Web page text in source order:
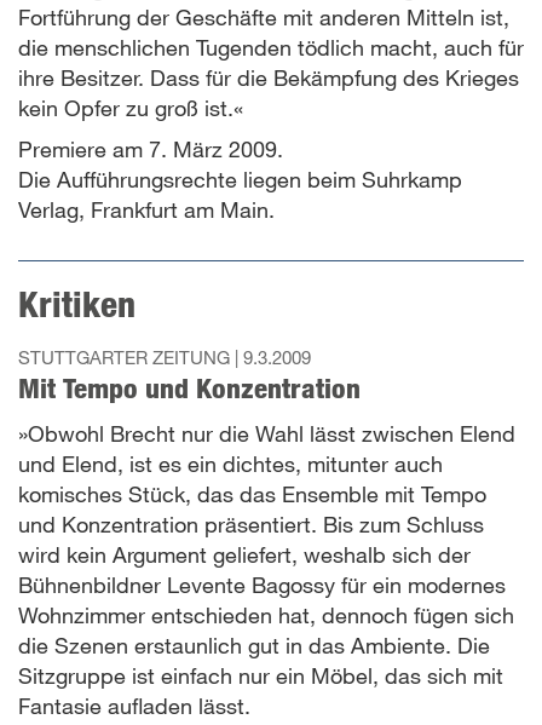
Fortführung der Geschäfte mit anderen Mitteln ist,
die menschlichen Tugenden tödlich macht, auch für
ihre Besitzer. Dass für die Bekämpfung des Krieges
kein Opfer zu groß ist.«
Premiere am 7. März 2009.
Die Aufführungsrechte liegen beim Suhrkamp
Verlag, Frankfurt am Main.
Kritiken
STUTTGARTER ZEITUNG | 9.3.2009
Mit Tempo und Konzentration
»Obwohl Brecht nur die Wahl lässt zwischen Elend
und Elend, ist es ein dichtes, mitunter auch
komisches Stück, das das Ensemble mit Tempo
und Konzentration präsentiert. Bis zum Schluss
wird kein Argument geliefert, weshalb sich der
Bühnenbildner Levente Bagossy für ein modernes
Wohnzimmer entschieden hat, dennoch fügen sich
die Szenen erstaunlich gut in das Ambiente. Die
Sitzgruppe ist einfach nur ein Möbel, das sich mit
Fantasie aufladen lässt.